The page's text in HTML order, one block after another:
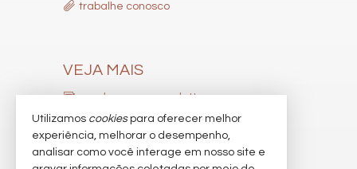
trabalhe conosco
VEJA MAIS
receba nosso newsletter
indicadores financeiros
cadastre seu imóvel
Utilizamos cookiespara oferecer melhor
experiência, melhorar o desempenho,
analisar como você interage em nosso site e